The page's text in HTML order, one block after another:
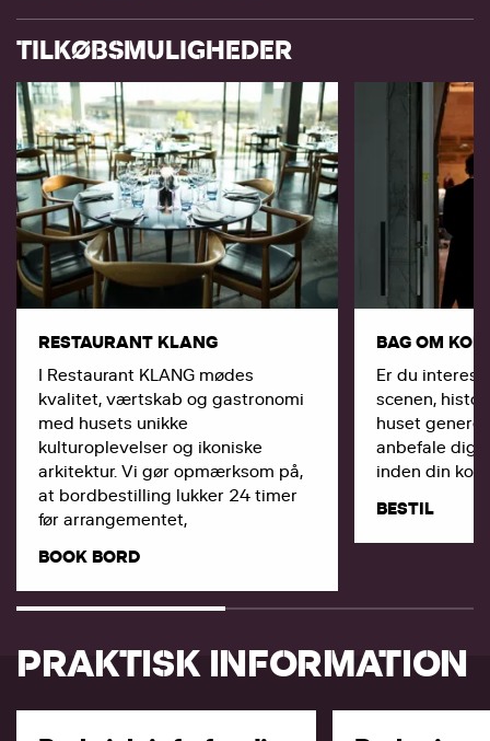
TILKØBSMULIGHEDER
RESTAURANT KLANG
I Restaurant KLANG mødes
kvalitet, værtskab og gastronomi
med husets unikke
kulturoplevelser og ikoniske
arkitektur. Vi gør opmærksom på,
at bordbestilling lukker 24 timer
før arrangementet,
BOOK BORD
BAG OM
Er du
scenen,
huset
anbefale dig
inden din
BESTIL
PRAKTISK INFORMATION